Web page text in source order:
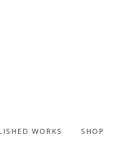
WORKS SHOP